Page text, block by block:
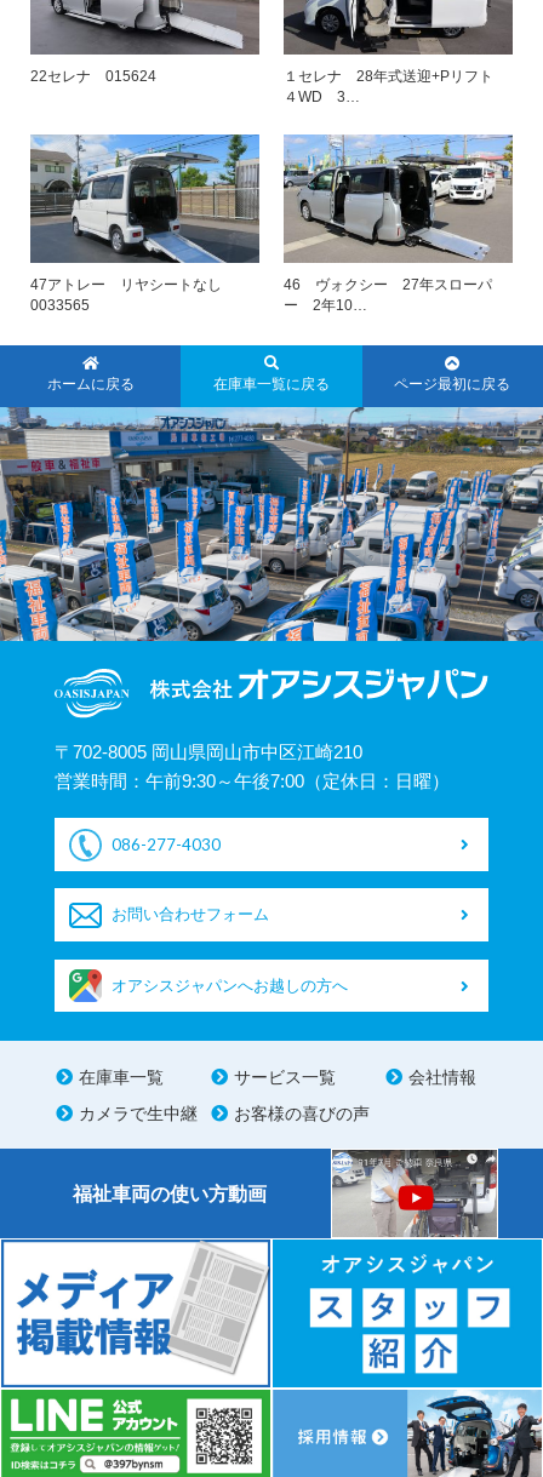
22セレナ 015624
１セレナ 28年式送迎+Pリフト
４WD 3…
47アトレー リヤシートなし
0033565
46 ヴォクシー 27年スローパ
ー 2年10…
ホームに戻る 在庫車一覧に戻る ページ最初に戻る
〒702-8005 岡山県岡山市中区江崎210
営業時間：午前9:30～午後7:00（定休日：日曜）
086-277-4030
お問い合わせフォーム
オアシスジャパンへお越しの方へ
在庫車一覧 サービス一覧
会社情報
カメラで生中継
お客様の喜びの声
福祉車両の使い方動画